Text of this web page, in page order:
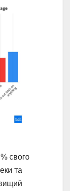
свого
та